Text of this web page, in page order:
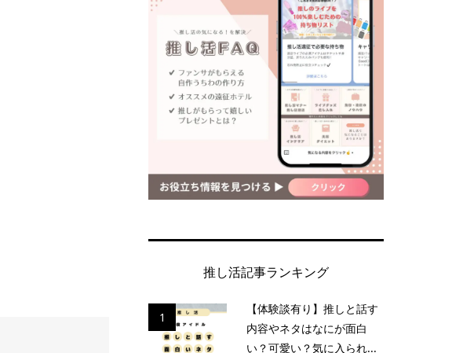
推し活記事ランキング
1
【体験談有り】推しと話す
内容やネタはなにが面白
い？可愛い？気に入られ...